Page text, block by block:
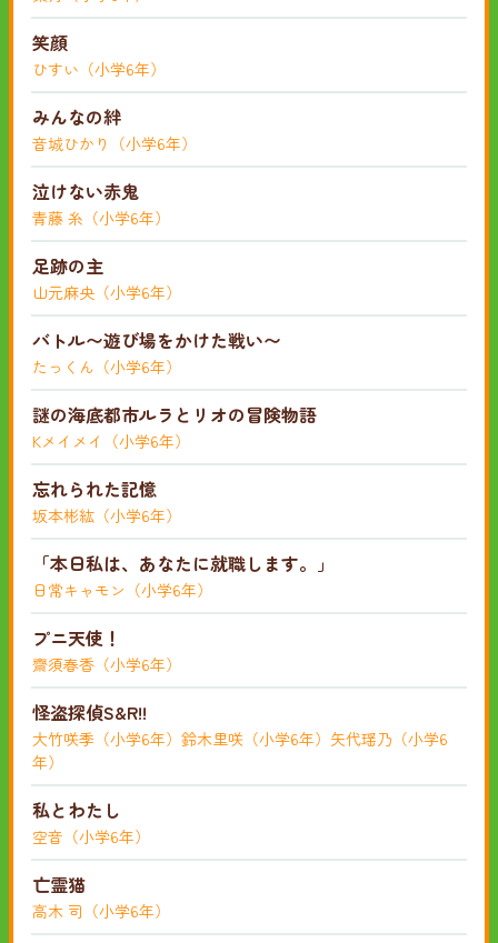
笑顔
ひすい（小学6年）
みんなの絆
音城ひかり（小学6年）
泣けない赤鬼
青藤 糸（小学6年）
足跡の主
山元麻央（小学6年）
バトル〜遊び場をかけた戦い〜
たっくん（小学6年）
謎の海底都市ルラとリオの冒険物語
Kメイメイ（小学6年）
忘れられた記憶
坂本彬紘（小学6年）
「本日私は、あなたに就職します。」
日常キャモン（小学6年）
プニ天使！
齋須春香（小学6年）
怪盗探偵S&R!!
大竹咲季（小学6年）鈴木里咲（小学6年）矢代瑶乃（小学6
年）
私とわたし
空音（小学6年）
亡霊猫
高木 司（小学6年）